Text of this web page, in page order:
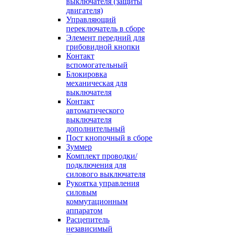
двигателя)
Управляющий
переключатель в сборе
Элемент передний для
грибовидной кнопки
Контакт
вспомогательный
Блокировка
механическая для
выключателя
Контакт
автоматического
выключателя
дополнительный
Пост кнопочный в сборе
Зуммер
Комплект проводки/
подключения для
силового выключателя
Рукоятка управления
силовым
коммутационным
аппаратом
Расцепитель
независимый